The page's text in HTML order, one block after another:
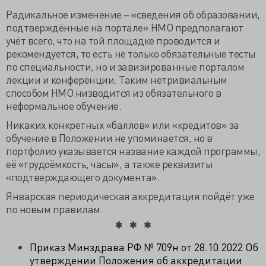
Радикальное изменение – «сведения об образовании,
подтверждённые на портале» НМО предполагают
учёт всего, что на той площадке проводится и
рекомендуется, то есть не только обязательные тесты
по специальности, но и завизированные порталом
лекции и конференции. Таким нетривиальным
способом НМО низводится из обязательного в
неформальное обучение.
Никаких конкретных «баллов» или «кредитов» за
обучение в Положении не упоминается, но в
портфолио указывается название каждой программы,
её «трудоёмкость, часы», а также реквизиты
«подтверждающего документа».
Январская периодическая аккредитация пойдёт уже
по новым правилам.
Приказ Минздрава РФ № 709н от 28.10.2022 Об
утверждении Положения об аккредитации